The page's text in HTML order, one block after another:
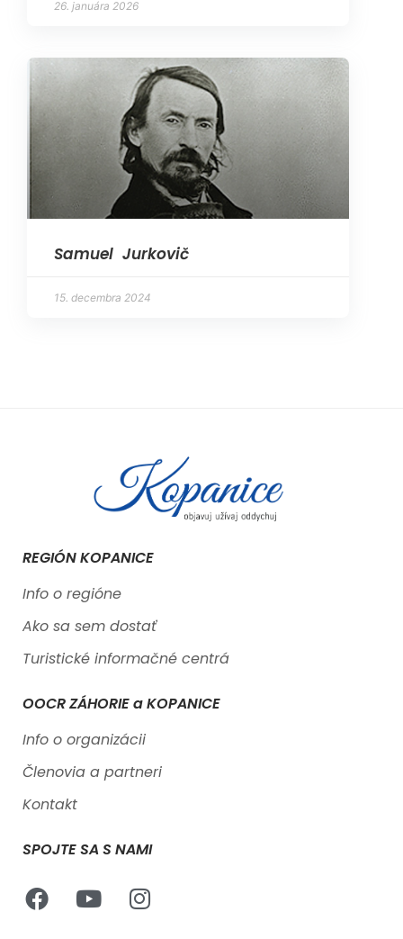
26. januára 2026
Samuel Jurkovič
15. decembra 2024
REGIÓN KOPANICE
Info o regióne
Ako sa sem dostať
Turistické informačné centrá
OOCR ZÁHORIE a KOPANICE
Info o organizácii
Členovia a partneri
Kontakt
SPOJTE SA S NAMI